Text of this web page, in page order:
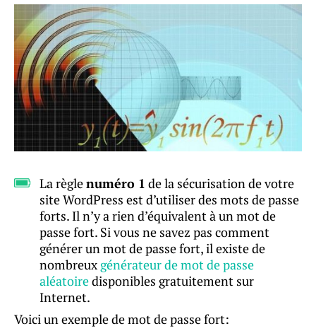
La règlenuméro 1 de la sécurisation de votre
site WordPress est d’utiliser des mots de passe
forts. Il n’y a rien d’équivalent à un mot de
passe fort. Si vous ne savez pas comment
générer un mot de passe fort, il existe de
nombreux générateur de mot de passe
aléatoiredisponibles gratuitement sur
Internet.
Voici un exemple de mot de passe fort: